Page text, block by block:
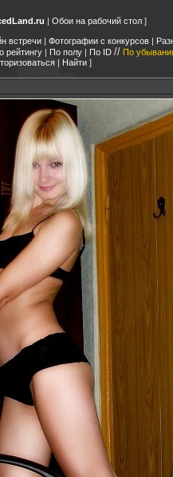
| Обои на рабочий стол
встречи| Фотографии с конкурсов|
рейтингу | По полу | По ID // По
| Найти